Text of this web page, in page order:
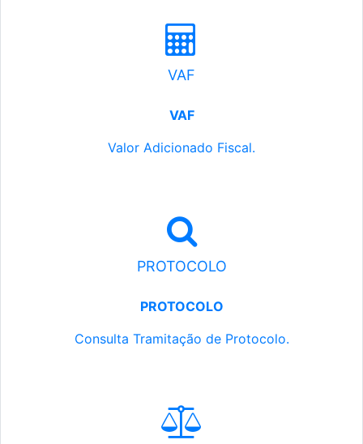
VAF
VAF
Valor Adicionado Fiscal.
PROTOCOLO
PROTOCOLO
Consulta Tramitação de Protocolo.